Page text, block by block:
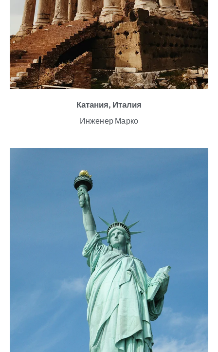
Катания, Италия
Инженер Марко